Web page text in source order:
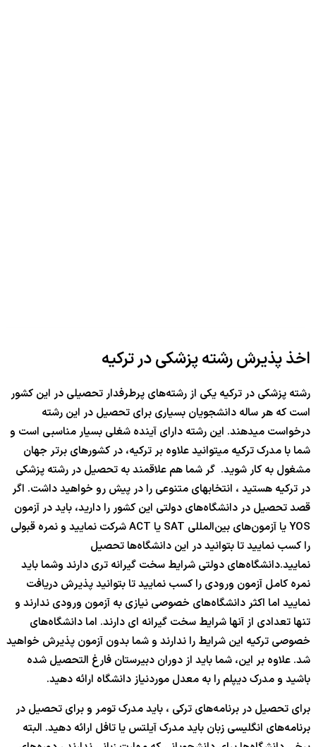
اخذ پذیرش رشته پزشکی در ترکیه
رشته پزشکی در ترکیه یکی از رشته‌های پرطرفدار تحصیلی در این کشور
است که هر ساله دانشجویان بسیاری برای تحصیل در این رشته
درخواست میدهند. این رشته دارای آینده شغلی بسیار مناسبی است و
شما با مدرک ترکیه میتوانید علاوه بر ترکیه، در کشورهای برتر جهان
مشغول به کار شوید. گر شما هم علاقمند به تحصیل در رشته پزشکی
در ترکیه هستید ، انتخابهای متنوعی را در پیش رو خواهید داشت. اگر
قصد تحصیل در دانشگاه‌های دولتی این کشور را دارید، باید در آزمون
YOS یا آزمون‌های بین‌المللی SAT یا ACT شرکت نمایید و نمره قبولی
را کسب نمایید تا بتوانید در این دانشگاه‌ها تحصیل
نمایید.دانشگاه‌های دولتی شرایط سخت گیرانه تری دارند وشما باید
نمره کامل آزمون ورودی را کسب نمایید تا بتوانید پذیرش دریافت
نمایید اما اکثر دانشگاه‌های خصوصی نیازی به آزمون ورودی ندارند و
تنها تعدادی از آنها شرایط سخت گیرانه ای دارند. اما دانشگاه‌های
خصوصی ترکیه این شرایط را ندارند و شما بدون آزمون پذیرش خواهید
شد. علاوه بر این، شما باید از دوران دبیرستان فارغ التحصیل شده
باشید و مدرک دیپلم را به معدل موردنیاز دانشگاه ارائه دهید.
برای تحصیل در برنامه‌های ترکی ، باید مدرک تومر و برای تحصیل در
برنامه‌های انگلیسی زبان باید مدرک آیلتس یا تافل ارائه دهید. البته